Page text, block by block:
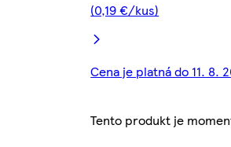
(0,19 €/kus)
Cena je platná do 11. 8.
Tento produkt je